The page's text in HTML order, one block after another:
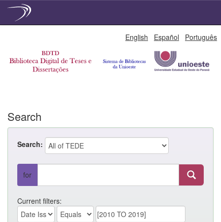
English Español Português
Search
Search:
for
Current filters: